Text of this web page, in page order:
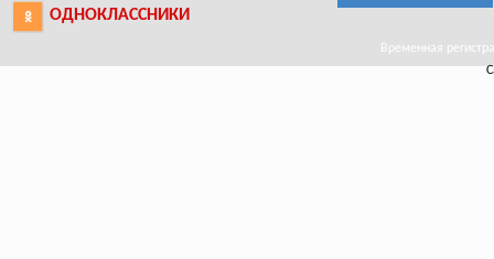
ОДНОКЛАССНИКИ
Временная